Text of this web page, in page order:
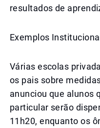
resultados de
Exemplos
Várias escolas
os pais sobre
anunciou que alunos
particular serão
11h20, enquanto os